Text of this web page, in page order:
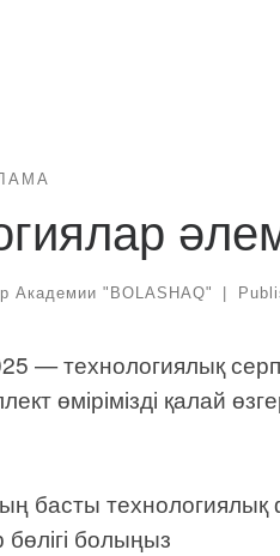
Академии "BOLASHAQ"
— технологиялық
өмірімізді қалай
басты
болыңыз